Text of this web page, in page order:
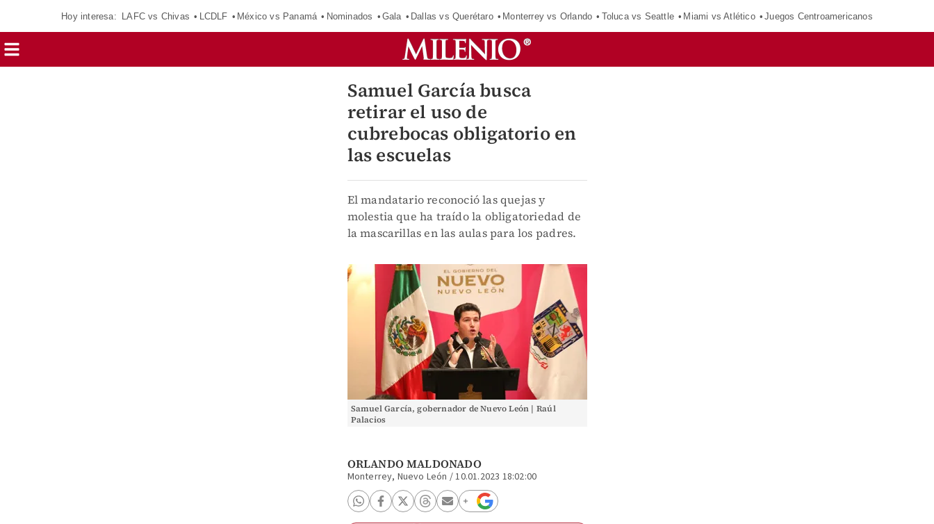
Hoy interesa: LAFC vs Chivas LCDLF México vs Panamá Nominados Gala Dallas vs Querétaro Monterrey vs Orlando Toluca vs Seattle Miami vs Atlético Juegos Centroamericanos
Samuel García busca
retirar el uso de
cubrebocas obligatorio en
las escuelas
El mandatario reconoció las quejas y
molestia que ha traído la obligatoriedad de
la mascarillas en las aulas para los padres.
Samuel García, gobernador de Nuevo León | Raúl
Palacios
ORLANDO MALDONADO
Monterrey, Nuevo León /10.01.2023 18:02:00